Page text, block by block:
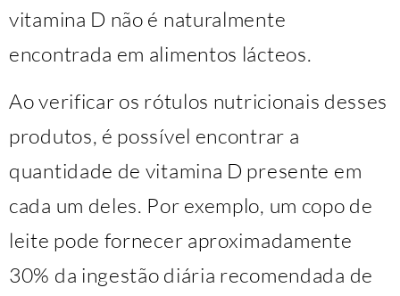
vitamina D não é naturalmente
encontrada em alimentos lácteos.
Ao verificar os rótulos nutricionais desses
produtos, é possível encontrar a
quantidade de vitamina D presente em
cada um deles. Por exemplo, um copo de
leite pode fornecer aproximadamente
30% da ingestão diária recomendada de